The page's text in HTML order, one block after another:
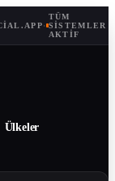
·
TÜM
SISTEMLER
AKTIF
Ülkeler